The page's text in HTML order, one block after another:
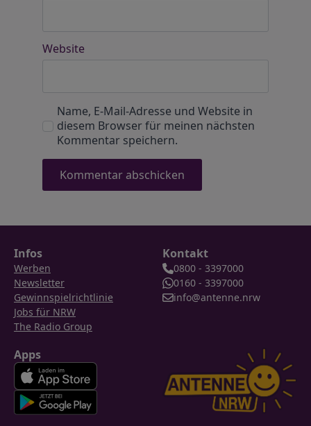
Website
Name, E-Mail-Adresse und Website in
diesem Browser für meinen nächsten
Kommentar speichern.
Infos
Werben
Newsletter
Gewinnspielrichtlinie
Jobs für NRW
The Radio Group
Kontakt
0800 - 3397000
0160 - 3397000
info@antenne.nrw
Apps